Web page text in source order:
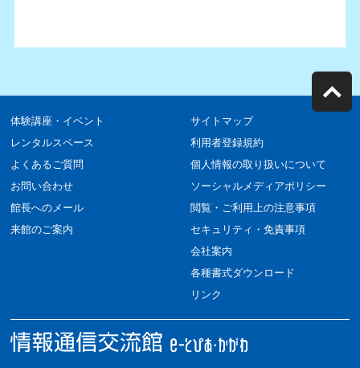
体験講座・イベント
レンタルスペース
よくあるご質問
お問い合わせ
館長へのメール
来館のご案内
サイトマップ
利用者登録規約
個人情報の取り扱いについて
ソーシャルメディアポリシー
閲覧・ご利用上の注意事項
セキュリティ・免責事項
会社案内
各種書式ダウンロード
リンク